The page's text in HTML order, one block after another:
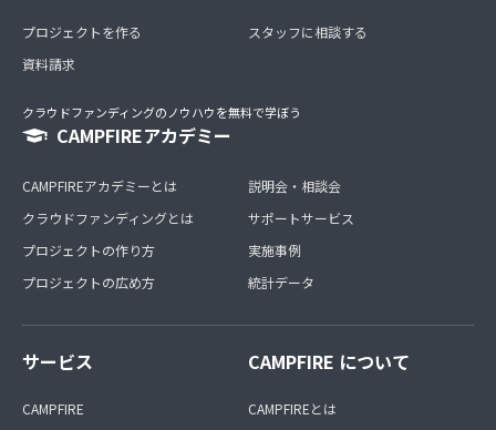
プロジェクトを作る
資料請求
スタッフに相談する
クラウドファンディングのノウハウを無料で学ぼう
CAMPFIREアカデミー
CAMPFIREアカデミーとは
クラウドファンディングとは
プロジェクトの作り方
プロジェクトの広め方
説明会・相談会
サポートサービス
実施事例
統計データ
サービス
CAMPFIRE
CAMPFIRE について
CAMPFIREとは